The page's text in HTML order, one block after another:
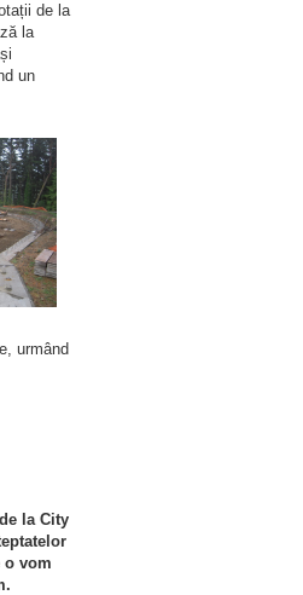
de la
la
un
urmând
la City
o vom